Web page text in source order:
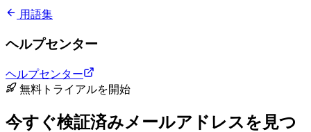
用語集
ヘルプセンター
ヘルプセンター
無料トライアルを開始
今すぐ検証済みメールアドレスを見つ